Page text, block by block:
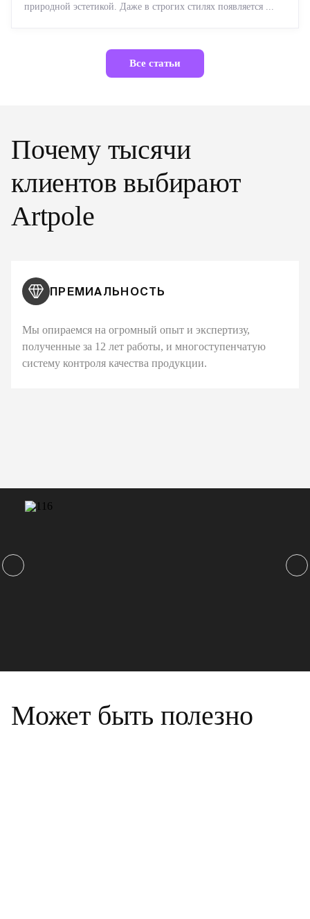
природной эстетикой. Даже в строгих стилях появляется ...
Все статьи
Почему тысячи
клиентов выбирают
Artpole
ПРЕМИАЛЬНОСТЬ
Мы опираемся на огромный опыт и экспертизу,
полученные за 12 лет работы, и многоступенчатую
систему контроля качества продукции.
Может быть полезно